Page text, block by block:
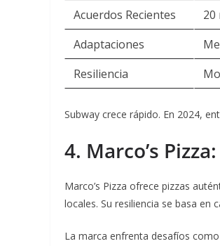
Acuerdos Recientes
20
Adaptaciones
Resiliencia
Subway crece rápido. En 2024,
4. Marco’s
Marco’s Pizza ofrece pizzas
locales. Su resiliencia se basa en
La marca enfrenta desafíos